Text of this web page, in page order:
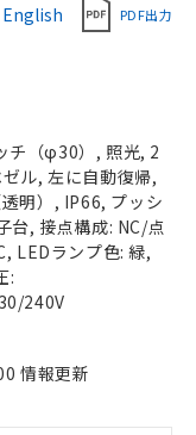
English PDF出力
チ（φ30）, 照光, 2
ル, 左に自動復帰,
明）, IP66, プッシ
台, 接点構成: NC/点
LEDランプ色: 緑,
:
240V
情報更新